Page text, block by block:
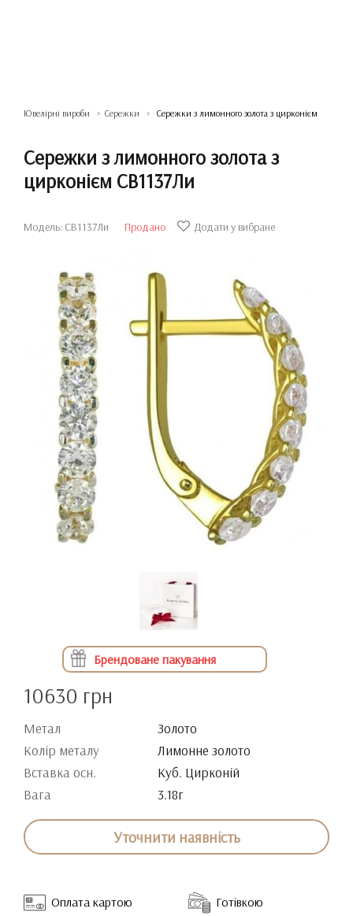
Ювелірні вироби Сережки Сережки з лимонного золота з цирконієм
Сережки з лимонного золота з
цирконієм СВ1137Ли
Модель: СВ1137Ли Продано Додати у вибране
Брендоване пакування
10630 грн
Метал
Золото
Колір металу
Лимонне золото
Вставка осн.
Куб. Цирконій
Вага
3.18г
Уточнити наявність
Оплата картою Готівкою